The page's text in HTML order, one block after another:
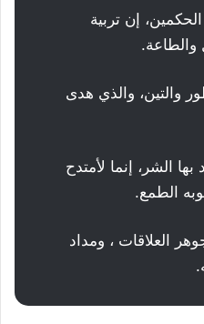
إن تربية
والطاعة.
والتين، والذي هدى
الشر، إنما لأمتدح
الطمع.
العلاقات ، ومداد